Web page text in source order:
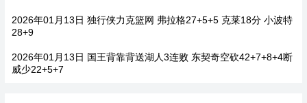
2026年01月13日 独行侠力克篮网 弗拉格27+5+5 克莱18分 小波特
28+9
2026年01月13日 国王背靠背送湖人3连败 东契奇空砍42+7+8+4断
威少22+5+7